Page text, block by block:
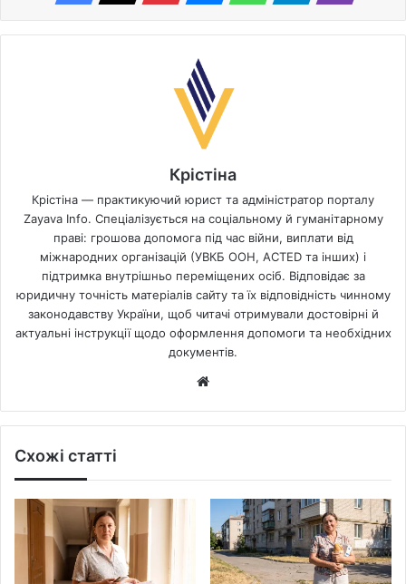
Крістіна
Крістіна — практикуючий юрист та адміністратор порталу
Zayava Info. Спеціалізується на соціальному й гуманітарному
праві: грошова допомога під час війни, виплати від
міжнародних організацій (УВКБ ООН, ACTED та інших) і
підтримка внутрішньо переміщених осіб. Відповідає за
юридичну точність матеріалів сайту та їх відповідність чинному
законодавству України, щоб читачі отримували достовірні й
актуальні інструкції щодо оформлення допомоги та необхідних
документів.
Схожі статті